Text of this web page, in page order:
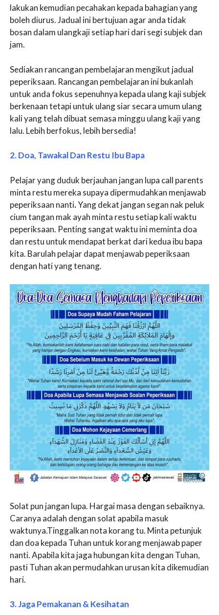
lakukan kemudian pecahakan kepada bahagian yang
boleh diurus. Jadual ini bertujuan agar anda tidak
bosan dalam ulangkaji setiap hari dari segi subjek dan
jam.
Sediakan rancangan pembelajaran mengikut jadual
peperiksaan. Rancangan pembelajaran ini bukanlah
untuk anda fokus sepenuhnya kepada ulang kaji subjek
berkenaan tetapi untuk ulang siar secara umum ulang
kali yang telah dibuat semasa minggu ulang kaji yang
lalu. Lebih berfokus, lebih bersedia!
2. Doa, Tawakal Dan Restu Ibu Bapa
Pelajar yang duduk berjauhan jangan lupa call parents
minta restu mereka supaya dipermudahkan menjawab
peperiksaan nanti.Yang dekat jangan segan nak peluk
cium tangan mak ayah minta restu setiap kali waktu
peperiksaan. Penting sangat waktu ini meminta doa
dan restu untuk mendapat berkat dari kedua ibu bapa
kita. Barulah pelajar dapat menjawab peperiksaan
dengan hati yang tenang.
Solat pun jangan lupa. Hargai masa dengan sebaiknya.
Caranya adalah dengan solat apabila masuk
waktunya.Tinggalkan nota korang tu. Minta petunjuk
dan doa kepada Tuhan untuk korang menjawab paper
nanti. Apabila kita jaga hubungan kita dengan Tuhan,
pasti Tuhan akan permudahkan urusan kita dikemudian
hari.
3. Jaga Pemakanan & Kesihatan